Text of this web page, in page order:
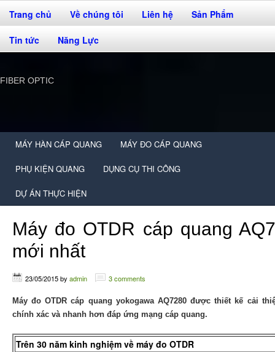
Trang chủ Về chúng tôi Liên hệ Sản Phẩm
Tin tức Năng Lực
FIBER OPTIC
MÁY HÀN CÁP QUANG MÁY ĐO CÁP QUANG
PHỤ KIỆN QUANG DỤNG CỤ THI CÔNG
DỰ ÁN THỰC HIỆN
Máy đo OTDR cáp quang
mới nhất
23/05/2015by admin 3 comments
Máy đo OTDR cáp quang yokogawa AQ7280 được thiết kế cải
chính xác và nhanh hơn đáp ứng mạng cáp quang.
Trên 30 năm kinh nghiệm về máy đo OTDR